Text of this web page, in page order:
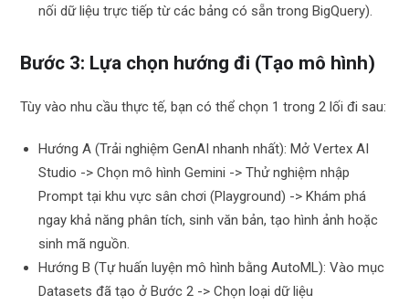
nối dữ liệu trực tiếp từ các bảng có sẵn trong BigQuery).
Bước 3: Lựa chọn hướng đi (Tạo mô hình)
Tùy vào nhu cầu thực tế, bạn có thể chọn 1 trong 2 lối đi sau:
Hướng A (Trải nghiệm GenAI nhanh nhất): Mở Vertex AI
Studio -> Chọn mô hình Gemini -> Thử nghiệm nhập
Prompt tại khu vực sân chơi (Playground) -> Khám phá
ngay khả năng phân tích, sinh văn bản, tạo hình ảnh hoặc
sinh mã nguồn.
Hướng B (Tự huấn luyện mô hình bằng AutoML): Vào mục
Datasets đã tạo ở Bước 2 -> Chọn loại dữ liệu